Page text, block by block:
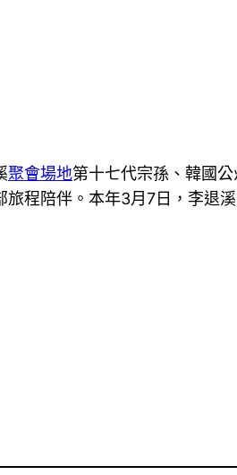
聚會場地第十七代宗孫、韓國
程陪伴。本年3月7日，李退